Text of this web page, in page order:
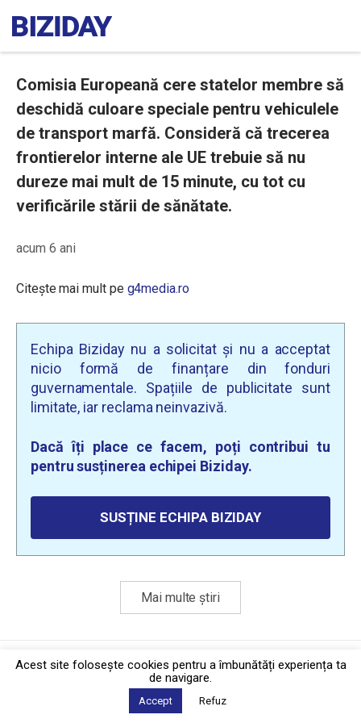
Comisia Europeană cere statelor membre să
deschidă culoare speciale pentru vehiculele
de transport marfă. Consideră că trecerea
frontierelor interne ale UE trebuie să nu
dureze mai mult de 15 minute, cu tot cu
verificările stării de sănătate.
acum 6 ani
Citește mai mult pe g4media.ro
Echipa Biziday nu a solicitat și nu a acceptat
nicio formă de finanțare din fonduri
guvernamentale. Spațiile de publicitate sunt
limitate, iar reclama neinvazivă.
Dacă îți place ce facem, poți contribui tu
pentru susținerea echipei Biziday.
SUSȚINE ECHIPA BIZIDAY
Mai multe știri
Politica de confidențialitate·Contact
2026 © Biziday
Acest site foloseşte cookies pentru a îmbunătăți experiența ta
de navigare.
Accept Refuz